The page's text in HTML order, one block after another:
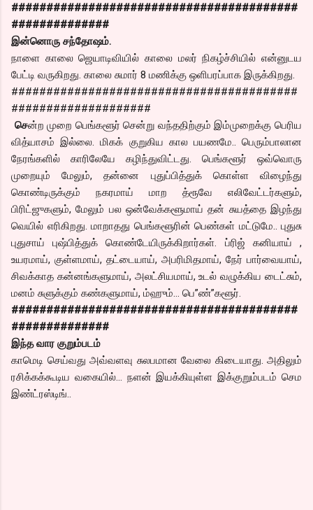
#########################################
##############
இன்னொரு சந்தோஷம்.
நாளை காலை ஜெயாடிவியில் காலை மலர் நிகழ்ச்சியில் என்னுடய
பேட்டி வருகிறது. காலை சுமார் 8 மணிக்கு ஒளிபரப்பாக இருக்கிறது.
#########################################
####################
சென்ற முறை பெங்களூர் சென்று வந்ததிற்கும் இம்முறைக்கு பெரிய
வித்யாசம் இல்லை. மிகக் குறுகிய கால பயணமே.. பெரும்பாலான
நேரங்களில் காரிலேயே கழிந்துவிட்டது. பெங்களூர் ஒவ்வொரு
முறையும் மேலும், தன்னை புதுப்பித்துக் கொள்ள விழைந்து
கொண்டிருக்கும் நகரமாய் மாற த்ரூவே எலிவேட்டர்களும்,
பிரிட்ஜுகளும், மேலும் பல ஒன்வேக்களூமாய் தன் சுயத்தை இழந்து
வெயில் எரிகிறது. மாறாதது பெங்களூரின் பெண்கள் மட்டுமே.. புதுசு
புதுசாய் புஷ்பித்துக் கொண்டேயிருக்கிறார்கள். ப்ரிஜ் கனியாய் ,
உயரமாய், குள்ளமாய், தட்டையாய், அபரிமிதமாய், நேர் பார்வையாய்,
சிவக்காத கன்னங்களுமாய், அலட்சியமாய், உடல் வழுக்கிய டைட்சும்,
மனம் சுளுக்கும் கண்களுமாய், ம்ஹும்… பெ”ண்”களூர்.
#########################################
##############
இந்த வார குறும்படம்
காமெடி செய்வது அவ்வளவு சுலபமான வேலை கிடையாது. அதிலும்
ரசிக்கக்கூடிய வகையில்… நளன் இயக்கியுள்ள இக்குறும்படம் செம
இண்ட்ரஸ்டிங்..